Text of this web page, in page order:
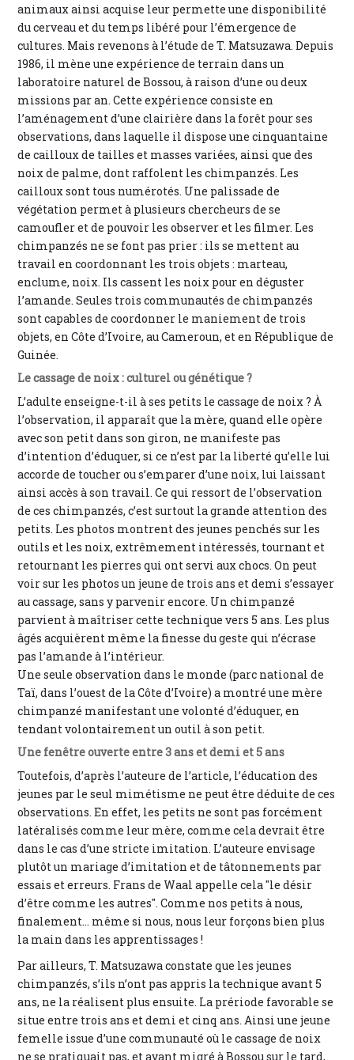
animaux ainsi acquise leur permette une disponibilité
du cerveau et du temps libéré pour l’émergence de
cultures. Mais revenons à l’étude de T. Matsuzawa. Depuis
1986, il mène une expérience de terrain dans un
laboratoire naturel de Bossou, à raison d’une ou deux
missions par an. Cette expérience consiste en
l’aménagement d’une clairière dans la forêt pour ses
observations, dans laquelle il dispose une cinquantaine
de cailloux de tailles et masses variées, ainsi que des
noix de palme, dont raffolent les chimpanzés. Les
cailloux sont tous numérotés. Une palissade de
végétation permet à plusieurs chercheurs de se
camoufler et de pouvoir les observer et les filmer. Les
chimpanzés ne se font pas prier : ils se mettent au
travail en coordonnant les trois objets : marteau,
enclume, noix. Ils cassent les noix pour en déguster
l’amande. Seules trois communautés de chimpanzés
sont capables de coordonner le maniement de trois
objets, en Côte d’Ivoire, au Cameroun, et en République de
Guinée.
Le cassage de noix : culturel ou génétique ?
L’adulte enseigne-t-il à ses petits le cassage de noix ? À
l’observation, il apparaît que la mère, quand elle opère
avec son petit dans son giron, ne manifeste pas
d’intention d’éduquer, si ce n’est par la liberté qu’elle lui
accorde de toucher ou s’emparer d’une noix, lui laissant
ainsi accès à son travail. Ce qui ressort de l’observation
de ces chimpanzés, c’est surtout la grande attention des
petits. Les photos montrent des jeunes penchés sur les
outils et les noix, extrêmement intéressés, tournant et
retournant les pierres qui ont servi aux chocs. On peut
voir sur les photos un jeune de trois ans et demi s’essayer
au cassage, sans y parvenir encore. Un chimpanzé
parvient à maîtriser cette technique vers 5 ans. Les plus
âgés acquièrent même la finesse du geste qui n’écrase
pas l’amande à l’intérieur.
Une seule observation dans le monde (parc national de
Taï, dans l’ouest de la Côte d’Ivoire) a montré une mère
chimpanzé manifestant une volonté d’éduquer, en
tendant volontairement un outil à son petit.
Une fenêtre ouverte entre 3 ans et demi et 5 ans
Toutefois, d’après l’auteure de l’article, l’éducation des
jeunes par le seul mimétisme ne peut être déduite de ces
observations. En effet, les petits ne sont pas forcément
latéralisés comme leur mère, comme cela devrait être
dans le cas d’une stricte imitation. L’auteure envisage
plutôt un mariage d’imitation et de tâtonnements par
essais et erreurs. Frans de Waal appelle cela "le désir
d’être comme les autres". Comme nos petits à nous,
finalement... même si nous, nous leur forçons bien plus
la main dans les apprentissages !
Par ailleurs, T. Matsuzawa constate que les jeunes
chimpanzés, s’ils n’ont pas appris la technique avant 5
ans, ne la réalisent plus ensuite. La prériode favorable se
situe entre trois ans et demi et cinq ans. Ainsi une jeune
femelle issue d’une communauté où le cassage de noix
ne se pratiquait pas, et ayant migré à Bossou sur le tard,